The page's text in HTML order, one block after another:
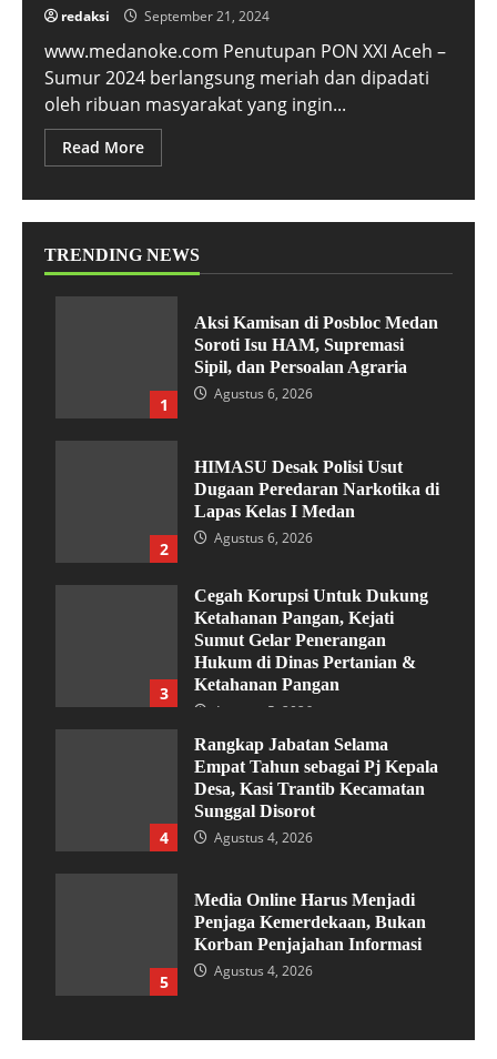
redaksi September 21, 2024
www.medanoke.com Penutupan PON XXI Aceh –
Sumur 2024 berlangsung meriah dan dipadati
oleh ribuan masyarakat yang ingin...
Read More
TRENDING NEWS
1
Aksi Kamisan di Posbloc Medan
Soroti Isu HAM, Supremasi
Sipil, dan Persoalan Agraria
Agustus 6, 2026
2
HIMASU Desak Polisi Usut
Dugaan Peredaran Narkotika di
Lapas Kelas I Medan
Agustus 6, 2026
3
Cegah Korupsi Untuk Dukung
Ketahanan Pangan, Kejati
Sumut Gelar Penerangan
Hukum di Dinas Pertanian &
Ketahanan Pangan
Agustus 5, 2026
4
Rangkap Jabatan Selama
Empat Tahun sebagai Pj Kepala
Desa, Kasi Trantib Kecamatan
Sunggal Disorot
Agustus 4, 2026
5
Media Online Harus Menjadi
Penjaga Kemerdekaan, Bukan
Korban Penjajahan Informasi
Agustus 4, 2026